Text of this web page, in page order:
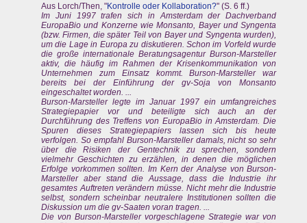
Aus Lorch/Then, "Kontrolle oder Kollaboration?" (S. 6 ff.)
Im Juni 1997 trafen sich in Amsterdam der Dachverband
EuropaBio und Konzerne wie Monsanto, Bayer und Syngenta
(bzw. Firmen, die später Teil von Bayer und Syngenta wurden),
um die Lage in Europa zu diskutieren. Schon im Vorfeld wurde
die große internationale Beratungsagentur Burson-Marsteller
aktiv, die häufig im Rahmen der Krisenkommunikation von
Unternehmen zum Einsatz kommt. Burson-Marsteller war
bereits bei der Einführung der gv-Soja von Monsanto
eingeschaltet worden. ...
Burson-Marsteller legte im Januar 1997 ein umfangreiches
Strategiepapier vor und beteiligte sich auch an der
Durchführung des Treffens von EuropaBio in Amsterdam. Die
Spuren dieses Strategiepapiers lassen sich bis heute
verfolgen. So empfahl Burson-Marsteller damals, nicht so sehr
über die Risiken der Gentechnik zu sprechen, sondern
vielmehr Geschichten zu erzählen, in denen die möglichen
Erfolge vorkommen sollten. Im Kern der Analyse von Burson-
Marsteller aber stand die Aussage, dass die Industrie ihr
gesamtes Auftreten verändern müsse. Nicht mehr die Industrie
selbst, sondern scheinbar neutralere Institutionen sollten die
Diskussion um die gv-Saaten voran tragen. ...
Die von Burson-Marsteller vorgeschlagene Strategie war von